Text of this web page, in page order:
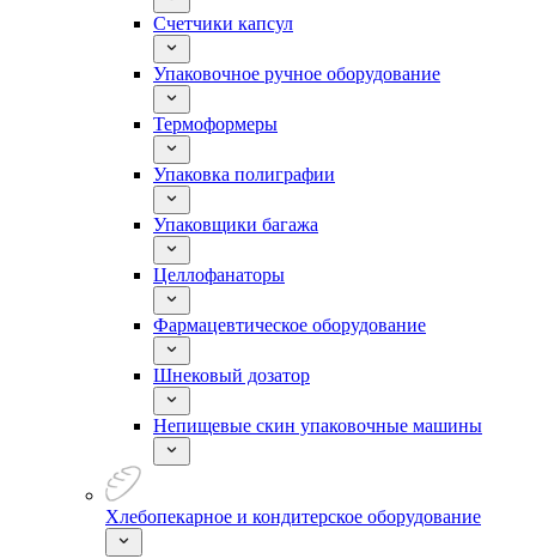
Счетчики капсул
Упаковочное ручное оборудование
Термоформеры
Упаковка полиграфии
Упаковщики багажа
Целлофанаторы
Фармацевтическое оборудование
Шнековый дозатор
Непищевые скин упаковочные машины
Хлебопекарное и кондитерское оборудование